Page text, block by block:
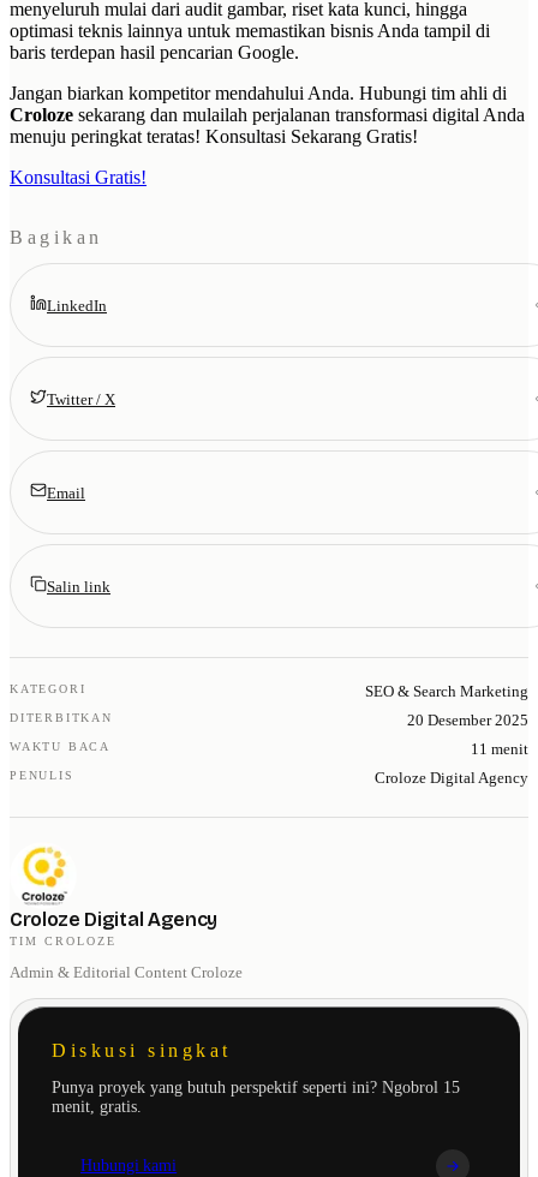
menyeluruh mulai dari audit gambar, riset kata kunci, hingga
optimasi teknis lainnya untuk memastikan bisnis Anda tampil di
baris terdepan hasil pencarian Google.
Jangan biarkan kompetitor mendahului Anda. Hubungi tim ahli di
Croloze sekarang dan mulailah perjalanan transformasi digital Anda
menuju peringkat teratas! Konsultasi Sekarang Gratis!
Konsultasi Gratis!
Bagikan
LinkedIn
Twitter / X
Email
Salin link
KATEGORI SEO & Search Marketing
DITERBITKAN 20 Desember 2025
WAKTU BACA 11 menit
PENULIS Croloze Digital Agency
Croloze Digital Agency
TIM CROLOZE
Admin & Editorial Content Croloze
Diskusi singkat
Punya proyek yang butuh perspektif seperti ini? Ngobrol 15
menit, gratis.
Hubungi kami